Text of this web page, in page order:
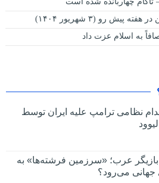
به اسلام عزت داد
نظامی ترامپ علیه ایران توسط
بازیگر عرب؛ «سرزمین فرشته‌ها» به
جهانی می‌رود؟